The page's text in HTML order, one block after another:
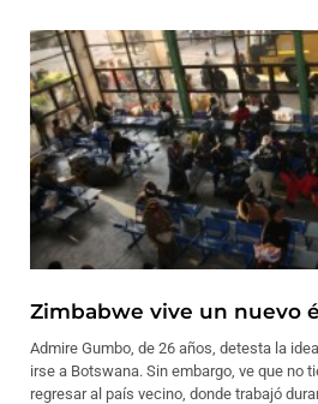
Zimbabwe vive un nuevo
Admire Gumbo, de 26 años, detesta la
irse a Botswana. Sin embargo, ve que no
regresar al país vecino, donde trabajó